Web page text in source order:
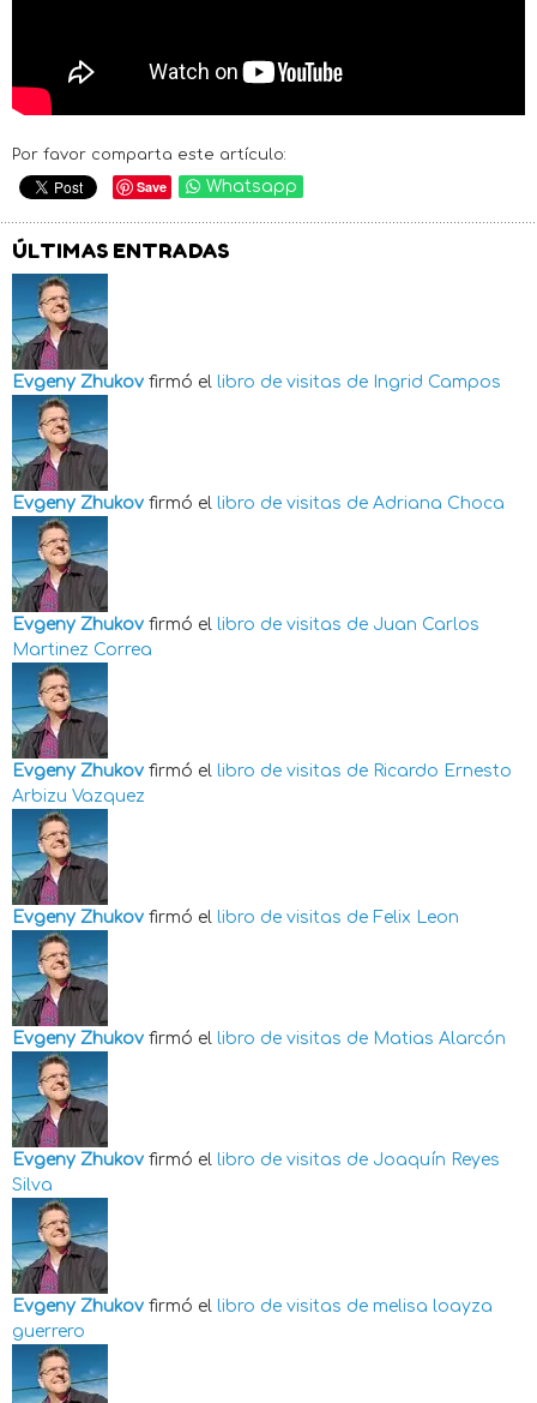
Por favor comparta este artículo:
Save Whatsapp
ÚLTIMAS ENTRADAS
Evgeny Zhukov firmó el libro de visitas de Ingrid Campos
Evgeny Zhukov firmó el libro de visitas de Adriana Choca
Evgeny Zhukov firmó el libro de visitas de Juan Carlos
Martinez Correa
Evgeny Zhukov firmó el libro de visitas de Ricardo Ernesto
Arbizu Vazquez
Evgeny Zhukov firmó el libro de visitas de Felix Leon
Evgeny Zhukov firmó el libro de visitas de Matias Alarcón
Evgeny Zhukov firmó el libro de visitas de Joaquín Reyes
Silva
Evgeny Zhukov firmó el libro de visitas de melisa loayza
guerrero